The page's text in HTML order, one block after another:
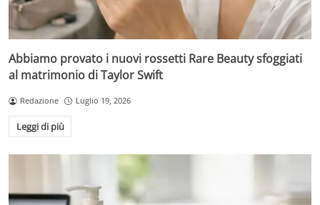
Abbiamo provato i nuovi rossetti Rare Beauty sfoggiati
al matrimonio di Taylor Swift
Redazione Luglio 19, 2026
Leggi di più